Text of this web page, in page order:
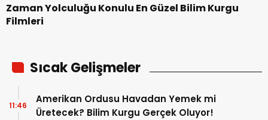
Zaman Yolculuğu Konulu En Güzel Bilim Kurgu
Filmleri
Sıcak Gelişmeler
Amerikan Ordusu Havadan Yemek mi
Üretecek? Bilim Kurgu Gerçek Oluyor!
11:46